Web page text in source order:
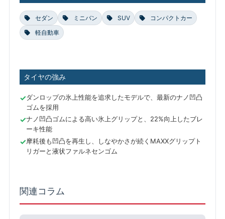
セダン ミニバン SUV
コンパクトカー
軽自動車
タイヤの強み
ダンロップの氷上性能を追求したモデルで、最新のナノ凹凸
ゴムを採用
ナノ凹凸ゴムによる高い氷上グリップと、22%向上したブレ
ーキ性能
摩耗後も凹凸を再生し、しなやかさが続くMAXXグリップト
リガーと液状ファルネセンゴム
関連コラム